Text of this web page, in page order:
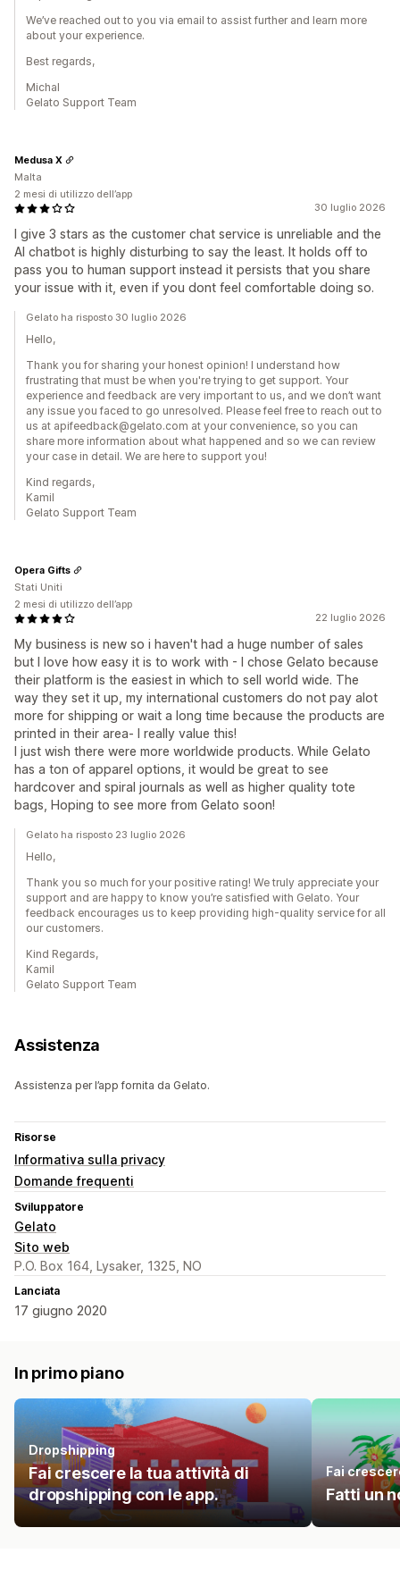
We’ve reached out to you via email to assist further and learn more
about your experience.
Best regards,
Michal
Gelato Support Team
30 luglio 2026
I give 3 stars as the customer chat service is unreliable and the
AI chatbot is highly disturbing to say the least. It holds off to
pass you to human support instead it persists that you share
your issue with it, even if you dont feel comfortable doing so.
Medusa X
Malta
2 mesi di utilizzo dell’app
Gelato ha risposto 30 luglio 2026
Hello,
Thank you for sharing your honest opinion! I understand how
frustrating that must be when you're trying to get support. Your
experience and feedback are very important to us, and we don’t want
any issue you faced to go unresolved. Please feel free to reach out to
us at apifeedback@gelato.com at your convenience, so you can
share more information about what happened and so we can review
your case in detail. We are here to support you!
Kind regards,
Kamil
Gelato Support Team
22 luglio 2026
My business is new so i haven't had a huge number of sales
but I love how easy it is to work with - I chose Gelato because
their platform is the easiest in which to sell world wide. The
way they set it up, my international customers do not pay alot
more for shipping or wait a long time because the products are
printed in their area- I really value this!
I just wish there were more worldwide products. While Gelato
has a ton of apparel options, it would be great to see
hardcover and spiral journals as well as higher quality tote
bags, Hoping to see more from Gelato soon!
Opera Gifts
Stati Uniti
2 mesi di utilizzo dell’app
Gelato ha risposto 23 luglio 2026
Hello,
Thank you so much for your positive rating! We truly appreciate your
support and are happy to know you’re satisfied with Gelato. Your
feedback encourages us to keep providing high-quality service for all
our customers.
Kind Regards,
Kamil
Gelato Support Team
Assistenza
Assistenza per l’app fornita da Gelato.
Risorse
Informativa sulla privacy
Domande frequenti
Sviluppatore
Gelato
Sito web
P.O. Box 164, Lysaker, 1325, NO
Lanciata
17 giugno 2020
In primo piano
Dropshipping
Fai crescere la tua attività di
dropshipping con le app.
Fai
Fatti un